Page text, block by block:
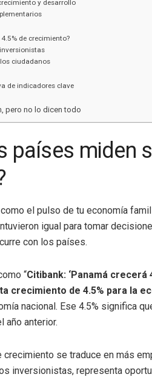
y desarrollo
de crecimiento?
ciudadanos
de indicadores clave
pero no lo dicen todo
países miden
el pulso de tu economía
igual para tomar
con los países.
“Citibank: ‘Panamá
crecimiento de 4.5% para la
nacional. Ese 4.5% significa
año anterior.
crecimiento se traduce en más
inversionistas, representa